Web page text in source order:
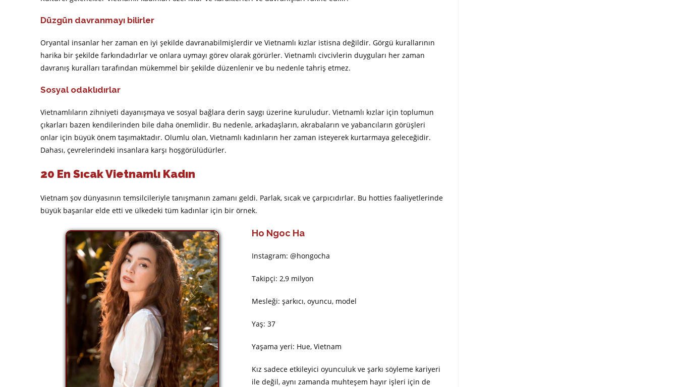
Düzgün davranmayı bilirler
Oryantal insanlar her zaman en iyi şekilde davranabilmişlerdir ve Vietnamlı kızlar istisna değildir. Görgü kurallarının
harika bir şekilde farkındadırlar ve onlara uymayı görev olarak görürler. Vietnamlı civcivlerin duyguları her zaman
davranış kuralları tarafından mükemmel bir şekilde düzenlenir ve bu nedenle tahriş etmez.
Sosyal odaklıdırlar
Vietnamlıların zihniyeti dayanışmaya ve sosyal bağlara derin saygı üzerine kuruludur. Vietnamlı kızlar için toplumun
çıkarları bazen kendilerinden bile daha önemlidir. Bu nedenle, arkadaşların, akrabaların ve yabancıların görüşleri
onlar için büyük önem taşımaktadır. Olumlu olan, Vietnamlı kadınların her zaman isteyerek kurtarmaya geleceğidir.
Dahası, çevrelerindeki insanlara karşı hoşgörülüdürler.
20 En Sıcak Vietnamlı Kadın
Vietnam şov dünyasının temsilcileriyle tanışmanın zamanı geldi. Parlak, sıcak ve çarpıcıdırlar. Bu hotties faaliyetlerinde
büyük başarılar elde etti ve ülkedeki tüm kadınlar için bir örnek.
Ho Ngoc Ha
Instagram: @hongocha
Takipçi: 2,9 milyon
Mesleği: şarkıcı, oyuncu, model
Yaş: 37
Yaşama yeri: Hue, Vietnam
Kız sadece etkileyici oyunculuk ve şarkı söyleme kariyeri
ile değil, aynı zamanda muhteşem hayır işleri için de